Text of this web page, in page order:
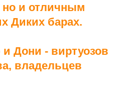
и отличным
Диких барах.
Дони - виртуозов
владельцев